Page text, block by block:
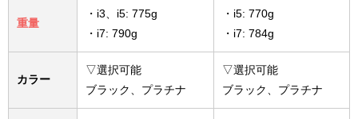
重量
・i3、i5: 775g
・i7: 790g
・i5: 770g
・i7: 784g
カラー
▽選択可能
ブラック、プラチナ
▽選択可能
ブラック、プラチナ